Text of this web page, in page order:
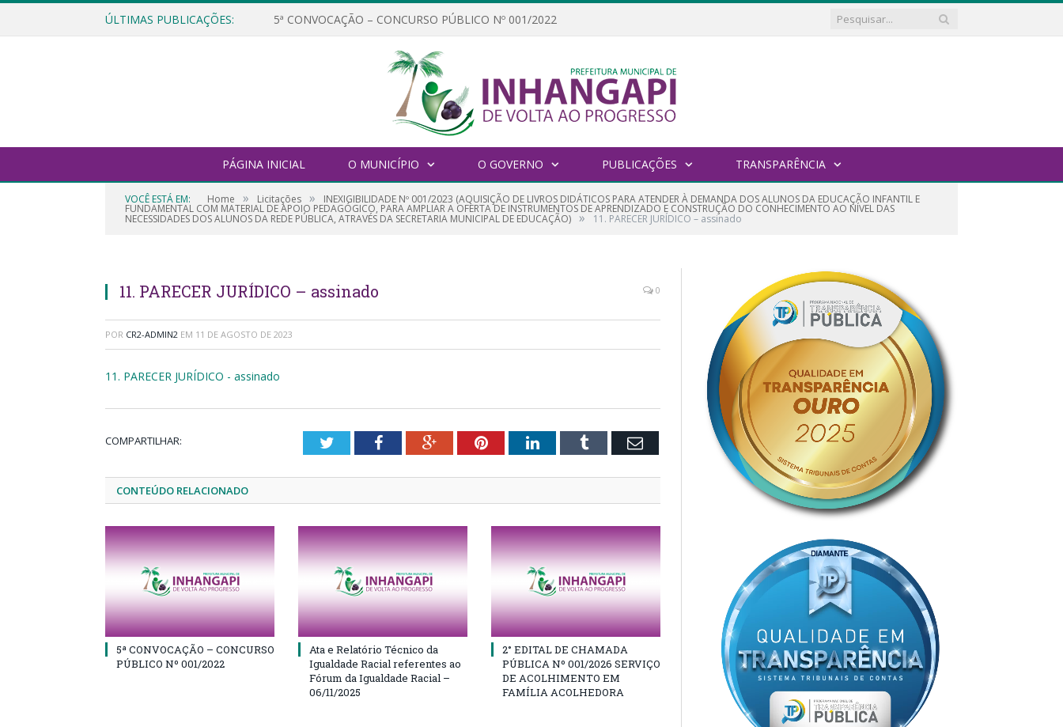
ÚLTIMAS PUBLICAÇÕES: 5ª CONVOCAÇÃO – CONCURSO PÚBLICO Nº 001/2022
PÁGINA INICIAL O MUNICÍPIO O GOVERNO PUBLICAÇÕES TRANSPARÊNCIA
VOCÊ ESTÁ EM: Home » Licitações » INEXIGIBILIDADE Nº 001/2023 (AQUISIÇÃO DE LIVROS DIDÁTICOS PARA ATENDER À DEMANDA DOS ALUNOS DA EDUCAÇÃO INFANTIL E
FUNDAMENTAL COM MATERIAL DE APOIO PEDAGÓGICO, PARA AMPLIAR A OFERTA DE INSTRUMENTOS DE APRENDIZADO E CONSTRUÇÃO DO CONHECIMENTO AO NÍVEL DAS
NECESSIDADES DOS ALUNOS DA REDE PÚBLICA, ATRAVÉS DA SECRETARIA MUNICIPAL DE EDUCAÇÃO) » 11. PARECER JURÍDICO – assinado
11. PARECER JURÍDICO – assinado 0
POR CR2-ADMIN2 EM 11 DE AGOSTO DE 2023
11. PARECER JURÍDICO - assinado
COMPARTILHAR: TwitterFacebookGoogle+PinterestLinkedInTumblr Email
CONTEÚDO RELACIONADO
5ª CONVOCAÇÃO – CONCURSO
PÚBLICO Nº 001/2022
Ata e Relatório Técnico da
Igualdade Racial referentes ao
Fórum da Igualdade Racial –
06/11/2025
2° EDITAL DE CHAMADA
PÚBLICA Nº 001/2026 SERVIÇO
DE ACOLHIMENTO EM
FAMÍLIA ACOLHEDORA